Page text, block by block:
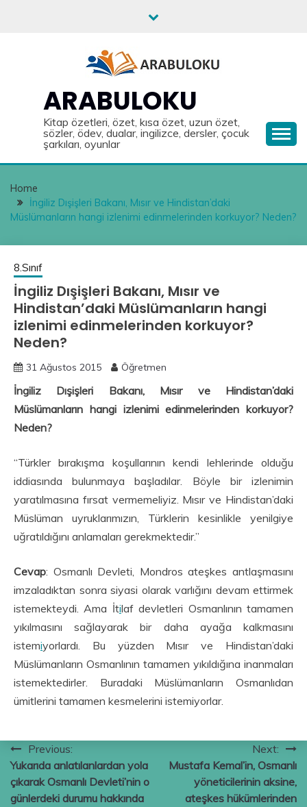
ARABULOKU
Kitap özetleri, özet, kısa özet, uzun özet,
sözler, ödev, dualar, ingilizce, dersler, çocuk
şarkıları, oyunlar
Home
İngiliz Dışişleri Bakanı, Mısır ve Hindistan’daki
Müslümanların hangi izlenimi edinmelerinden korkuyor? Neden?
8.Sınıf
İngiliz Dışişleri Bakanı, Mısır ve
Hindistan’daki Müslümanların hangi
izlenimi edinmelerinden korkuyor?
Neden?
31 Ağustos 2015 Öğretmen
İngiliz Dışişleri Bakanı, Mısır ve Hindistan’daki
Müslümanların hangi izlenimi edinmelerinden korkuyor?
Neden?
“Türkler bırakışma koşullarının kendi lehlerinde olduğu
iddiasında bulunmaya başladılar. Böyle bir izlenimin
yaratılmasına fırsat vermemeliyiz. Mısır ve Hindistan’daki
Müslüman uyruklarımızın, Türklerin kesinlikle yenilgiye
uğratıldığını anlamaları gerekmektedir.”
Cevap: Osmanlı Devleti, Mondros ateşkes antlaşmasını
imzaladıktan sonra siyasi olarak varlığını devam ettirmek
istemekteydi. Ama İtilaf devletleri Osmanlının tamamen
yıkılmasını sağlayarak bir daha ayağa kalkmasını
istemiyorlardı. Bu yüzden Mısır ve Hindistan’daki
Müslümanların Osmanlının tamamen yıkıldığına inanmaları
istemektedirler. Buradaki Müslümanların Osmanlıdan
ümitlerini tamamen kesmelerini istemiyorlar.
Yazı
gezinmesi
Previous:
Yukarıda anlatılanlardan yola
çıkarak Osmanlı Devleti’nin o
günlerdeki durumu hakkında
Next:
Mustafa Kemal’in, Osmanlı
yöneticilerinin aksine,
ateşkes hükümlerinden